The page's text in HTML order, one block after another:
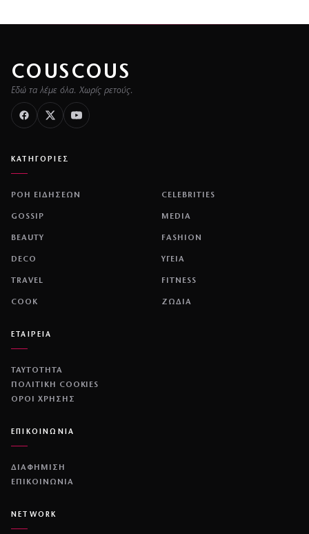
COUSCOUS
Εδώ τα λέμε όλα. Χωρίς ρετούς.
ΚΑΤΗΓΟΡΙΕΣ
ΡΟΗ ΕΙΔΗΣΕΩΝ CELEBRITIES
GOSSIP MEDIA
BEAUTY FASHION
DECO ΥΓΕΙΑ
TRAVEL FITNESS
COOK ΖΩΔΙΑ
ΕΤΑΙΡΕΙΑ
ΤΑΥΤΟΤΗΤΑ
ΠΟΛΙΤΙΚΉ COOKIES
ΌΡΟΙ ΧΡΉΣΗΣ
ΕΠΙΚΟΙΝΩΝΙΑ
ΔΙΑΦΗΜΙΣΗ
ΕΠΙΚΟΙΝΩΝΙΑ
NETWORK